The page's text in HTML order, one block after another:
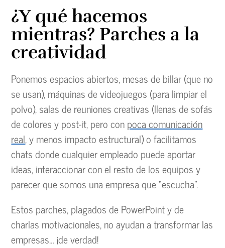
¿Y qué hacemos
mientras? Parches a la
creatividad
Ponemos espacios abiertos, mesas de billar (que no
se usan), máquinas de videojuegos (para limpiar el
polvo), salas de reuniones creativas (llenas de sofás
de colores y post-it, pero conpoca comunicación
real, y menos impacto estructural) o facilitamos
chats donde cualquier empleado puede aportar
ideas, interaccionar con el resto de los equipos y
parecer que somos una empresa que “escucha”.
Estos parches, plagados de PowerPoint y de
charlas motivacionales, no ayudan a transformar las
empresas… ¡de verdad!